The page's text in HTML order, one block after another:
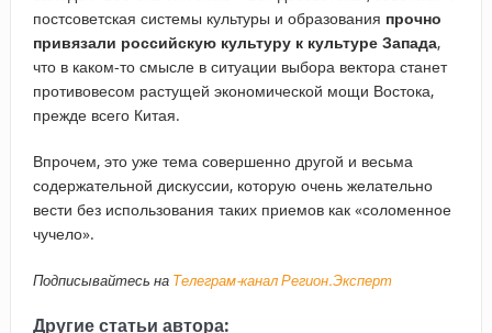
постсоветская системы культуры и образования прочно
привязали российскую культуру к культуре Запада,
что в каком-то смысле в ситуации выбора вектора станет
противовесом растущей экономической мощи Востока,
прежде всего Китая.
Впрочем, это уже тема совершенно другой и весьма
содержательной дискуссии, которую очень желательно
вести без использования таких приемов как «соломенное
чучело».
Подписывайтесь на Телеграм-канал Регион.Эксперт
Другие статьи автора: